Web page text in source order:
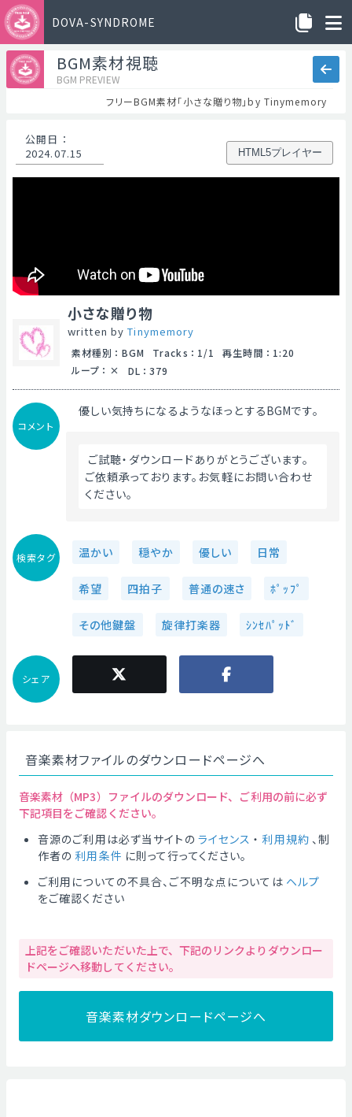
DOVA-SYNDROME
BGM素材視聴
BGM PREVIEW
フリーBGM素材「小さな贈り物」by Tinymemory
公開日 ：
2024.07.15
HTML5プレイヤー
小さな贈り物
written byTinymemory
素材種別 ： BGM Tracks ： 1/1 再生時間 ： 1:20
ループ ： DL ： 379
コメント
優しい気持ちになるようなほっとするBGMです。
ご試聴・ダウンロードありがとうございます。
ご依頼承っております。お気軽にお問い合わせ
ください。
検索タグ 温かい 穏やか 優しい 日常
希望 四拍子 普通の速さ ﾎﾟｯﾌﾟ
その他鍵盤 旋律打楽器 ｼﾝｾﾊﾟｯﾄﾞ
シェア
音楽素材ファイルのダウンロードページへ
音楽素材（MP3）ファイルのダウンロード、ご利用の前に必ず
下記項目をご確認ください。
音源のご利用は必ず当サイトの ライセンス ・ 利用規約 、制
作者の 利用条件 に則って行ってください。
ご利用についての不具合、ご不明な点については ヘルプ
をご確認ください
上記をご確認いただいた上で、下記のリンクよりダウンロー
ドページへ移動してください。
音楽素材ダウンロードページへ